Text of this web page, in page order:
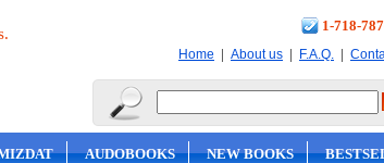
1-718-
Home | About us | F.A.Q. |
AUDOBOOKS NEW BOOKS